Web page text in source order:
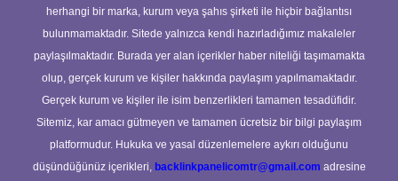
herhangi bir marka, kurum veya şahıs şirketi ile hiçbir bağlantısı
bulunmamaktadır. Sitede yalnızca kendi hazırladığımız makaleler
paylaşılmaktadır. Burada yer alan içerikler haber niteliği taşımamakta
olup, gerçek kurum ve kişiler hakkında paylaşım yapılmamaktadır.
Gerçek kurum ve kişiler ile isim benzerlikleri tamamen tesadüfidir.
Sitemiz, kar amacı gütmeyen ve tamamen ücretsiz bir bilgi paylaşım
platformudur. Hukuka ve yasal düzenlemelere aykırı olduğunu
düşündüğünüz içerikleri, backlinkpanelicomtr@gmail.com adresine